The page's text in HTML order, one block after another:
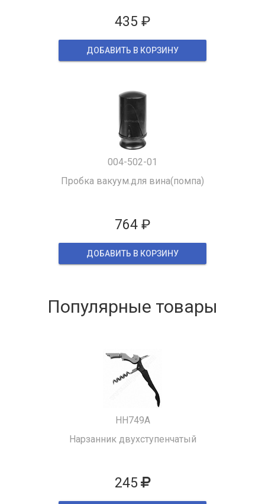
435 ₽
ДОБАВИТЬ В КОРЗИНУ
004-502-01
Пробка вакуум.для вина(помпа)
764 ₽
ДОБАВИТЬ В КОРЗИНУ
Популярные товары
HH749A
Нарзанник двухступенчатый
245